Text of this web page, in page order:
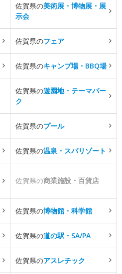
佐賀県の美術展・博物展・展
示会
佐賀県のフェア
佐賀県のキャンプ場・BBQ場
佐賀県の遊園地・テーマパー
ク
佐賀県のプール
佐賀県の温泉・スパリゾート
佐賀県の商業施設・百貨店
佐賀県の博物館・科学館
佐賀県の道の駅・SA/PA
佐賀県のアスレチック